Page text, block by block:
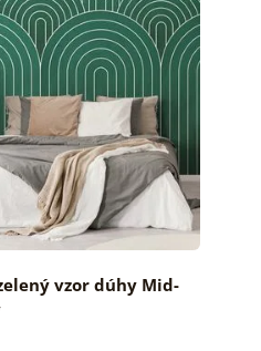
vzor dúhy Mid-